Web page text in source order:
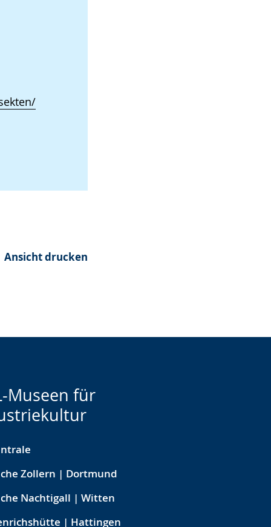
Ansicht drucken
Museen für
Zollern | Dortmund
Nachtigall | Witten
| Hattingen